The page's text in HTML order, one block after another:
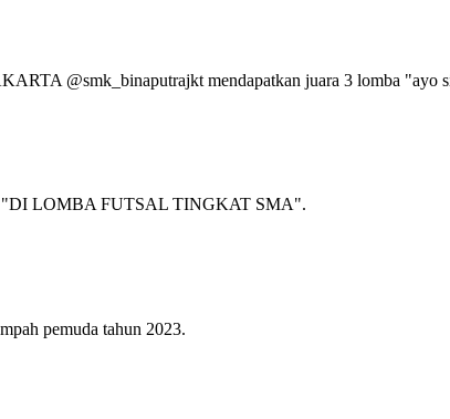
@smk_binaputrajkt mendapatkan juara 3 lomba "ayo
LOMBA FUTSAL TINGKAT SMA".
pemuda tahun 2023.